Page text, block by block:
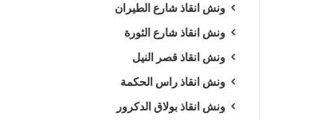
ونش انقاذ شارع الطيران
ونش انقاذ شارع الثورة
ونش انقاذ قصر النيل
ونش انقاذ راس الحكمة
ونش انقاذ بولاق الدكرور